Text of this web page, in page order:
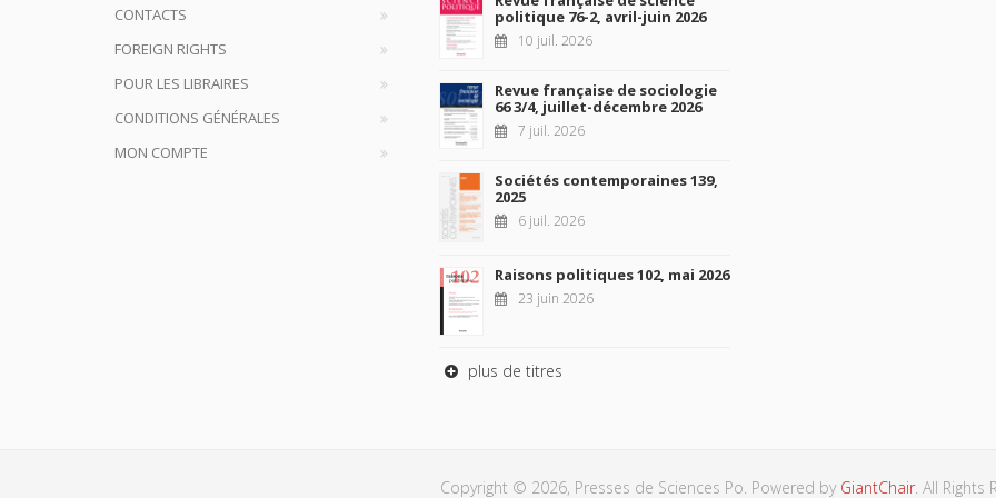
CONTACTS
FOREIGN RIGHTS
POUR LES LIBRAIRES
CONDITIONS GÉNÉRALES
MON COMPTE
politique 76-2, avril-juin 2026
10 juil. 2026
Revue française de sociologie
66 3/4, juillet-décembre 2026
7 juil. 2026
Sociétés contemporaines 139,
2025
6 juil. 2026
Raisons politiques 102, mai 2026
23 juin 2026
plus de titres
Copyright © 2026, Presses de Sciences Po. Powered by GiantChair. All Rights